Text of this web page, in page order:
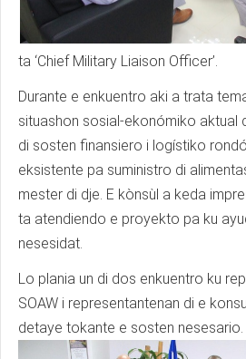
ta ‘Chief Military Liaison Officer’.
Durante e enkuentro aki a trata
situashon sosial-ekonómiko aktual
di sosten finansiero i logístiko
eksistente pa suministro di
mester di dje. E kònsùl a keda
ta atendiendo e proyekto pa ku
nesesidat.
Lo plania un di dos enkuentro ku
SOAW i representantenan di e
detaye tokante e sosten nesesario.